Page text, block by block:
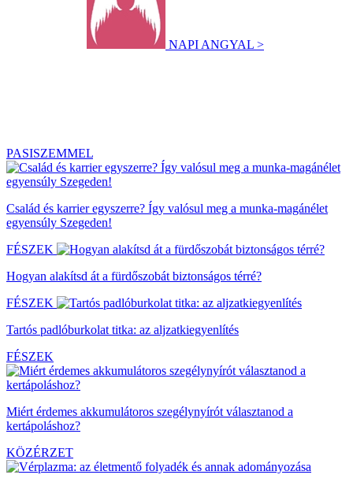
NAPI ANGYAL >
PASISZEMMEL
Család és karrier egyszerre? Így valósul meg a munka-magánélet
egyensúly Szegeden!
FÉSZEK
Hogyan alakítsd át a fürdőszobát biztonságos térré?
FÉSZEK
Tartós padlóburkolat titka: az aljzatkiegyenlítés
FÉSZEK
Miért érdemes akkumulátoros szegélynyírót választanod a
kertápoláshoz?
KÖZÉRZET